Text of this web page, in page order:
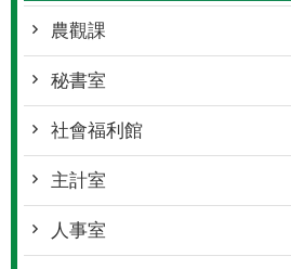
農觀課
秘書室
社會福利館
主計室
人事室